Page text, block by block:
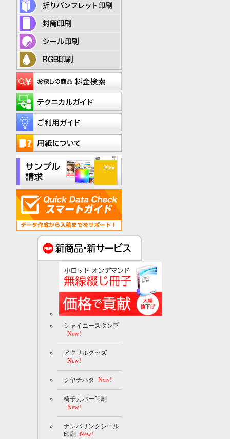
シャイニースタンプ
New!
アクリルグッズ
New!
シヤチハタ New!
椅子カバー印刷
New!
ナンバリングシール
印刷
New!